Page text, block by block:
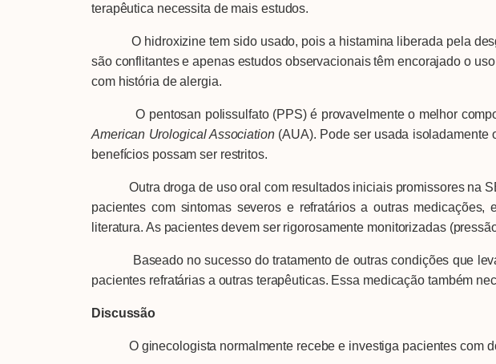
terapêutica necessita de mais estudos.
O hidroxizine tem sido usado, pois a histamina liberada pela
são conflitantes e apenas estudos observacionais têm encorajado o
com história de alergia.
O pentosan polissulfato (PPS) é provavelmente o melhor
American Urological Association(AUA). Pode ser usada isoladamente
benefícios possam ser restritos.
Outra droga de uso oral com resultados iniciais promissores na
pacientes com sintomas severos e refratários a outras
literatura. As pacientes devem ser rigorosamente monitorizadas
Baseado no sucesso do tratamento de outras condições que
pacientes refratárias a outras terapêuticas. Essa medicação também
Discussão
O ginecologista normalmente recebe e investiga pacientes com